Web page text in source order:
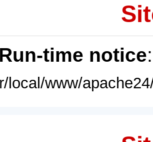
Run-time notice
local/www/